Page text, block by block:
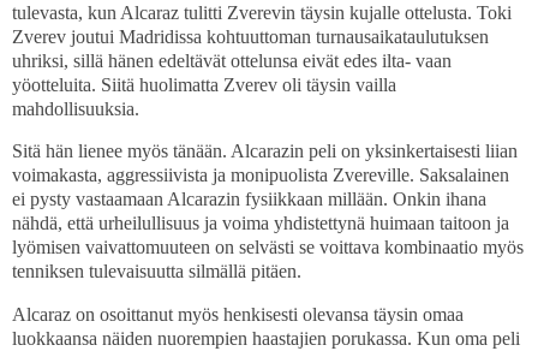
tulevasta, kun Alcaraz tulitti Zverevin täysin kujalle ottelusta. Toki
Zverev joutui Madridissa kohtuuttoman turnausaikataulutuksen
uhriksi, sillä hänen edeltävät ottelunsa eivät edes ilta- vaan
yöotteluita. Siitä huolimatta Zverev oli täysin vailla
mahdollisuuksia.
Sitä hän lienee myös tänään. Alcarazin peli on yksinkertaisesti liian
voimakasta, aggressiivista ja monipuolista Zvereville. Saksalainen
ei pysty vastaamaan Alcarazin fysiikkaan millään. Onkin ihana
nähdä, että urheilullisuus ja voima yhdistettynä huimaan taitoon ja
lyömisen vaivattomuuteen on selvästi se voittava kombinaatio myös
tenniksen tulevaisuutta silmällä pitäen.
Alcaraz on osoittanut myös henkisesti olevansa täysin omaa
luokkaansa näiden nuorempien haastajien porukassa. Kun oma peli